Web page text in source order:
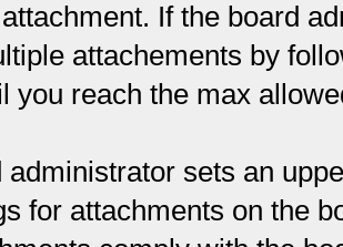
attachment. If the board
attachements by
you reach the max
administrator sets an
for attachments on the